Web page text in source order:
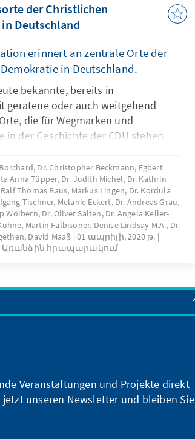
der Christlichen
Deutschland
erinnert an zentrale Orte der
in Deutschland.
bekannte, bereits in
geratene oder auch weitgehend
die für Wegmarken und
in der Geschichte der CDU stehen.
Erinnerungsorte in ihrer Bedeutung
vorgestellt.
Dr. Christopher Beckmann, Egbert
Anna Tüpper, Dr. Judith Michel, Dr. Kathrin
Thomas Baus, Markus Lingen, Dr. Kordula
Tischner, Melanie Eckert, Dr. Andreas Grau,
Wölbern, Dr. Oliver Salten, Dr. Angela Keller-
Martin Falbisoner, Denise Lindsay M.A., Dr.
David Maaß 01 ապրիլի, 2020 թ.
Առանձին հրապարակում
Veranstaltungen und Projekte direkt
unseren Newsletter und bleiben Sie